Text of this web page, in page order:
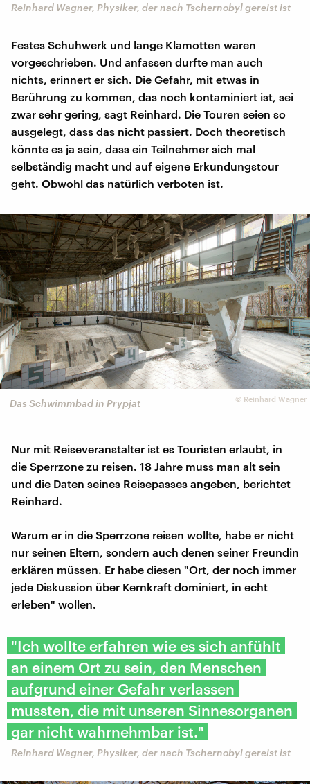
Reinhard Wagner, Physiker, der nach Tschernobyl gereist ist
Festes Schuhwerk und lange Klamotten waren
vorgeschrieben. Und anfassen durfte man auch
nichts, erinnert er sich. Die Gefahr, mit etwas in
Berührung zu kommen, das noch kontaminiert ist, sei
zwar sehr gering, sagt Reinhard. Die Touren seien so
ausgelegt, dass das nicht passiert. Doch theoretisch
könnte es ja sein, dass ein Teilnehmer sich mal
selbständig macht und auf eigene Erkundungstour
geht. Obwohl das natürlich verboten ist.
© Reinhard Wagner
Das Schwimmbad in Prypjat
Nur mit Reiseveranstalter ist es Touristen erlaubt, in
die Sperrzone zu reisen. 18 Jahre muss man alt sein
und die Daten seines Reisepasses angeben, berichtet
Reinhard.
Warum er in die Sperrzone reisen wollte, habe er nicht
nur seinen Eltern, sondern auch denen seiner Freundin
erklären müssen. Er habe diesen "Ort, der noch immer
jede Diskussion über Kernkraft dominiert, in echt
erleben" wollen.
"Ich wollte erfahren wie es sich anfühlt
an einem Ort zu sein, den Menschen
aufgrund einer Gefahr verlassen
mussten, die mit unseren Sinnesorganen
gar nicht wahrnehmbar ist."
Reinhard Wagner, Physiker, der nach Tschernobyl gereist ist